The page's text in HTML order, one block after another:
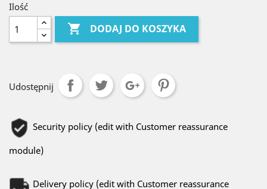
Ilość
 DODAJ DO KOSZYKA
Udostępnij
Security policy (edit with Customer reassurance
module)
Delivery policy (edit with Customer reassurance